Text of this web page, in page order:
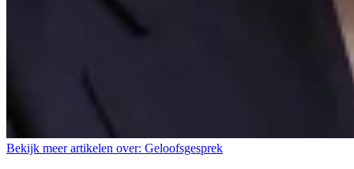
Bekijk meer artikelen over: Geloofsgesprek